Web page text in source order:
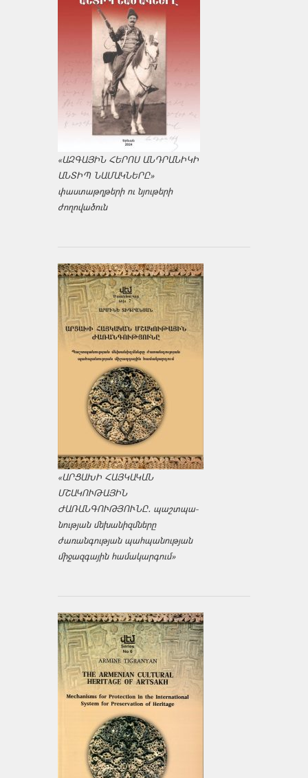
«ԱԶԳԱՅԻՆ ՀԵՐՈՍ ԱՆԴՐԱՆԻԿԻ
ԱՆՏԻՊ ՆԱՄԱԿՆԵՐԸ»
փաստաթղթերի ու նյութերի
ժողովածուն
«ԱՐՑԱԽԻ ՀԱՅԿԱԿԱՆ
ՄՇԱԿՈՒԹԱՅԻՆ
ԺԱՌԱՆԳՈՒԹՅՈՒՆԸ․ պաշտպա­
նության մեխանիզմները
ժառանգության պահպանության
միջազ­գային համակարգում»